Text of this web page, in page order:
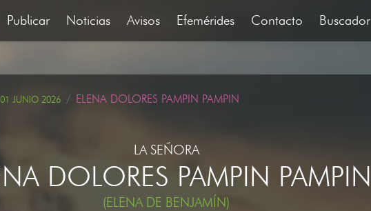
Publicar Noticias Avisos Efemérides Contacto Buscador
01 JUNIO 2026 ELENA DOLORES PAMPIN PAMPIN
LA SEÑORA
DOLORES PAMPIN PAMPIN
(ELENA DE BENJAMÍN)